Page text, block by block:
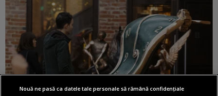
Nouă ne pasă ca datele tale personale să rămână confidențiale